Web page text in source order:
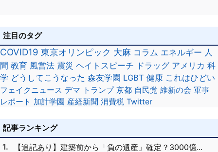
注目のタグ
COVID19 東京オリンピック 大麻 コラム エネルギー 人
間 教育 風営法 震災 ヘイトスピーチ ドラッグ アメリカ 科
学 どうしてこうなった 森友学園 LGBT 健康 これはひどい
フェイクニュース デマ トランプ 京都 自民党 維新の会 軍事
レポート 加計学園 産経新聞 消費税 Twitter
記事ランキング
【追記あり】建築前から「負の遺産」確定？3000億...